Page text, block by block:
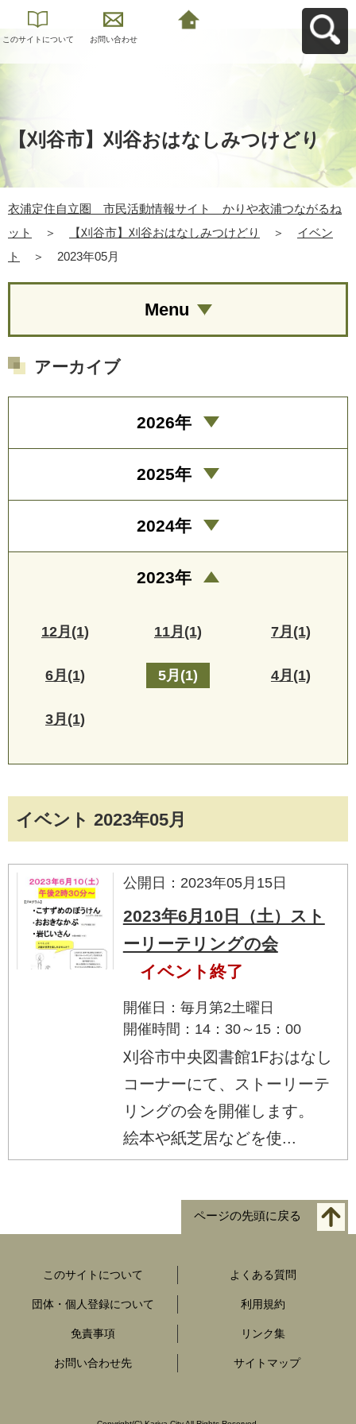
このサイトについて お問い合わせ
【刈谷市】刈谷おはなしみつけどり
衣浦定住自立圏 市民活動情報サイト かりや衣浦つながるね
ット
＞ 【刈谷市】刈谷おはなしみつけどり ＞
イベン
ト
＞ 2023年05月
イベント 2023年05月
公開日：2023年05月15日
2023年6月10日（土）スト
ーリーテリングの会
イベント終了
開催日：毎月第2土曜日
開催時間：14：30～15：00
刈谷市中央図書館1Fおはなし
コーナーにて、ストーリーテ
リングの会を開催します。
絵本や紙芝居などを使...
Menu
アーカイブ
2026年
2025年
2024年
2023年
12月(1) 11月(1) 7月(1)
6月(1) 5月(1) 4月(1)
3月(1)
ページの先頭に戻る
このサイトについて よくある質問
団体・個人登録について 利用規約
免責事項 リンク集
お問い合わせ先 サイトマップ